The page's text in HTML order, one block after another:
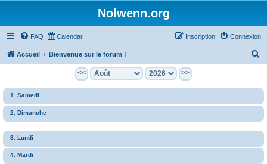
Nolwenn.org
FAQ Calendar Connexion
Inscription
Accueil Bienvenue sur le forum !
e
<< >>
1. Samedi
2. Dimanche
3. Lundi
4. Mardi